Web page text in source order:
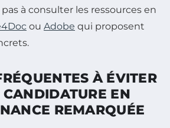
à consulter les ressources en
ou Adobe qui proposent
À ÉVITER
EN
REMARQUÉE